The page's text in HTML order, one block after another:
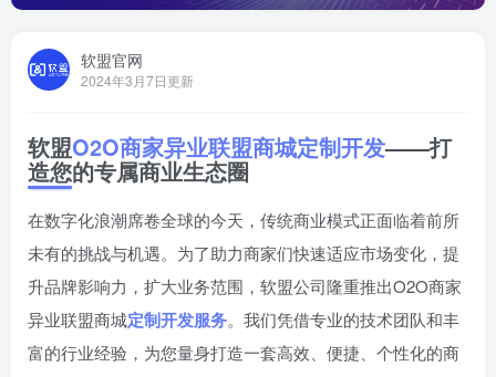
软盟官网
2024年3月7日更新
软盟O2O商家异业联盟商城定制开发——打
造您的专属商业生态圈
在数字化浪潮席卷全球的今天，传统商业模式正面临着前所
未有的挑战与机遇。为了助力商家们快速适应市场变化，提
升品牌影响力，扩大业务范围，软盟公司隆重推出O2O商家
异业联盟商城定制开发服务。我们凭借专业的技术团队和丰
富的行业经验，为您量身打造一套高效、便捷、个性化的商